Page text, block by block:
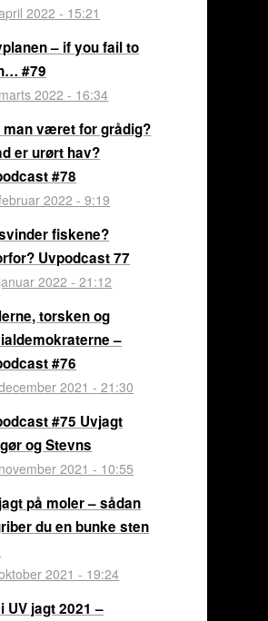
2022 - 15:21
– if you fail to
#79
2022 - 16:34
man været for grådig?
er urørt hav?
#78
2022 - 9:19
fiskene?
Uvpodcast 77
2022 - 21:12
torsken og
–
#76
2021 - 21:30
#75 Uvjagt
og Stevns
2021 - 10:55
på moler – sådan
du en bunke sten
2021 - 19:24
UV jagt 2021 –